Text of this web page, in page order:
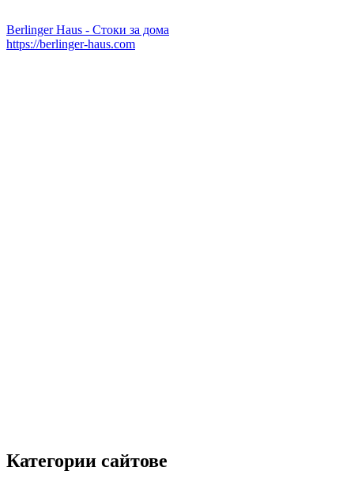
Berlinger Haus - Стоки за дома
https://berlinger-haus.com
Категории сайтове